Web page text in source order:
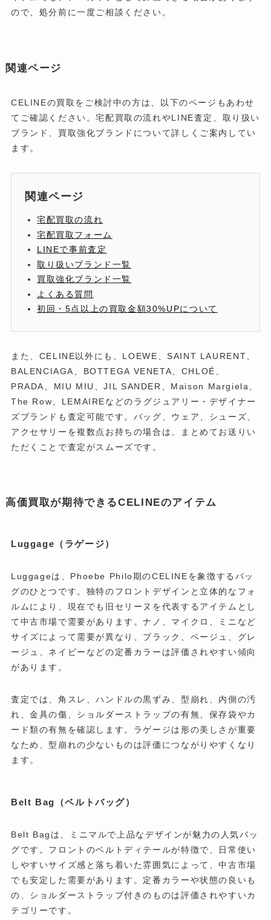
ので、処分前に一度ご相談ください。
関連ページ
CELINEの買取をご検討中の方は、以下のページもあわせ
てご確認ください。宅配買取の流れやLINE査定、取り扱い
ブランド、買取強化ブランドについて詳しくご案内してい
ます。
関連ページ
宅配買取の流れ
宅配買取フォーム
LINEで事前査定
取り扱いブランド一覧
買取強化ブランド一覧
よくある質問
初回・5点以上の買取金額30%UPについて
また、CELINE以外にも、LOEWE、SAINT LAURENT、
BALENCIAGA、BOTTEGA VENETA、CHLOÉ、
PRADA、MIU MIU、JIL SANDER、Maison Margiela、
The Row、LEMAIREなどのラグジュアリー・デザイナー
ズブランドも査定可能です。バッグ、ウェア、シューズ、
アクセサリーを複数点お持ちの場合は、まとめてお送りい
ただくことで査定がスムーズです。
高価買取が期待できるCELINEのアイテム
Luggage（ラゲージ）
Luggageは、Phoebe Philo期のCELINEを象徴するバッ
グのひとつです。独特のフロントデザインと立体的なフォ
ルムにより、現在でも旧セリーヌを代表するアイテムとし
て中古市場で需要があります。ナノ、マイクロ、ミニなど
サイズによって需要が異なり、ブラック、ベージュ、グレ
ージュ、ネイビーなどの定番カラーは評価されやすい傾向
があります。
査定では、角スレ、ハンドルの黒ずみ、型崩れ、内側の汚
れ、金具の傷、ショルダーストラップの有無、保存袋やカ
ード類の有無を確認します。ラゲージは形の美しさが重要
なため、型崩れの少ないものは評価につながりやすくなり
ます。
Belt Bag（ベルトバッグ）
Belt Bagは、ミニマルで上品なデザインが魅力の人気バッ
グです。フロントのベルトディテールが特徴で、日常使い
しやすいサイズ感と落ち着いた雰囲気によって、中古市場
でも安定した需要があります。定番カラーや状態の良いも
の、ショルダーストラップ付きのものは評価されやすいカ
テゴリーです。